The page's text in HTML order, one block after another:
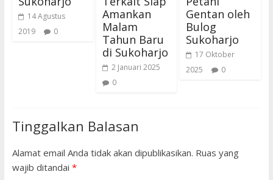
14 Agustus
2019
0
Amankan
Malam
Tahun Baru
di Sukoharjo
2 Januari 2025
0
Gentan oleh
Bulog
Sukoharjo
17 Oktober
2025
0
Tinggalkan Balasan
Alamat email Anda tidak akan dipublikasikan. Ruas yang
wajib ditandai *